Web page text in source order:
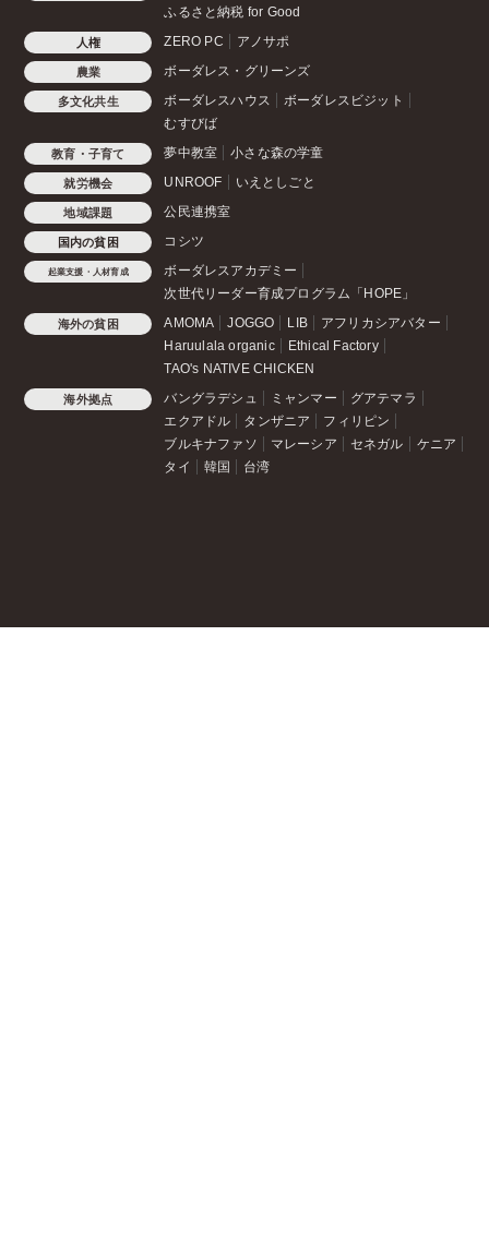
ふるさと納税 for Good
人権 ZERO PC アノサポ
農業 ボーダレス・グリーンズ
多文化共生 ボーダレスハウス
ボーダレスビジット
むすびば
教育・子育て 夢中教室 小さな森の学童
就労機会 UNROOF いえとしごと
地域課題 公民連携室
国内の貧困 コシツ
起業支援・人材育成
ボーダレスアカデミー
次世代リーダー育成プログラム「HOPE」
海外の貧困 AMOMA JOGGO LIB
アフリカシアバター
Haruulala organic
Ethical Factory
TAO's NATIVE CHICKEN
海外拠点 バングラデシュ ミャンマー
グアテマラ
エクアドル
タンザニア
フィリピン
ブルキナファソ
マレーシア セネガル
ケニア
タイ
韓国 台湾